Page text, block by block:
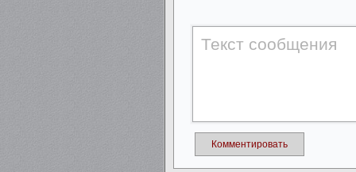
Комментировать